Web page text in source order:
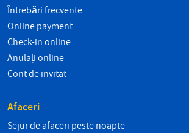
Întrebări frecvente
Online payment
Check-in online
Anulați online
Cont de invitat
Afaceri
Sejur de afaceri peste noapte